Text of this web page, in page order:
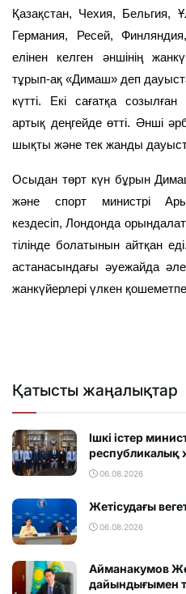
Қазақстан, Чехия, Бельгия,
Германия, Ресей,
елінен келген әншінің
тұрып-ақ «Димаш» деп
күтті. Екі сағатқа созылған
артық деңгейде өтті. Әнші
шықты және тек жанды
Осыдан төрт күн бұрын
және спорт министрі
кездесіп, Лондонда
тілінде болатынын айтқан
астанасындағы әуежайда
жанкүйерлері үлкен
Қатысты жаңалықтар
Ішкі істер
06.08.2026
Жетісудағы
06.08.2026
Айманакумов
дайындығымен